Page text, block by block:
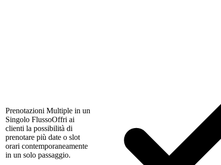
Prenotazioni Multiple in un
Singolo FlussoOffri ai
clienti la possibilità di
prenotare più date o slot
orari contemporaneamente
in un solo passaggio.